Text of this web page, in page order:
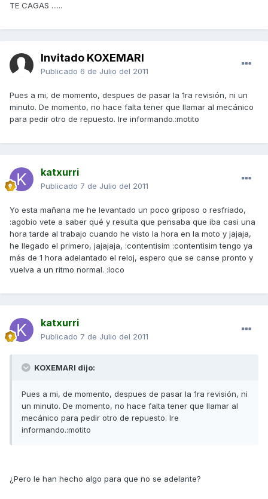
TE CAGAS ......
Invitado KOXEMARI
Publicado 6 de Julio del 2011
Pues a mi, de momento, despues de pasar la 1ra revisión, ni un
minuto. De momento, no hace falta tener que llamar al mecánico
para pedir otro de repuesto. Ire informando.:motito
katxurri
Publicado 7 de Julio del 2011
Yo esta mañana me he levantado un poco griposo o resfriado,
:agobio vete a saber qué y resulta que pensaba que iba casi una
hora tarde al trabajo cuando he visto la hora en la moto y jajaja,
he llegado el primero, jajajaja, :contentisim :contentisim tengo ya
más de 1 hora adelantado el reloj, espero que se canse pronto y
vuelva a un ritmo normal. :loco
katxurri
Publicado 7 de Julio del 2011
KOXEMARI dijo:
Pues a mi, de momento, despues de pasar la 1ra revisión, ni
un minuto. De momento, no hace falta tener que llamar al
mecánico para pedir otro de repuesto. Ire
informando.:motito
¿Pero le han hecho algo para que no se adelante?